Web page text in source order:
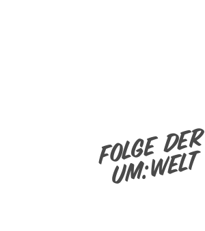
Folge der
um:welt